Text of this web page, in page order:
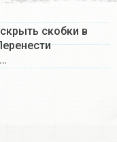
скобки в